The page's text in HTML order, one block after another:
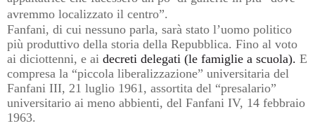
avremmo localizzato il centro”.
Fanfani, di cui nessuno parla, sarà stato l’uomo politico
più produttivo della storia della Repubblica. Fino al voto
ai diciottenni, e ai decreti delegati (le famiglie a scuola). E
compresa la “piccola liberalizzazione” universitaria del
Fanfani III, 21 luglio 1961, assortita del “presalario”
universitario ai meno abbienti, del Fanfani IV, 14 febbraio
1963.